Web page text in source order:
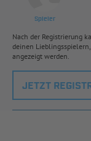
Spieler
Nach der Registrierung
deinen
angezeigt werden.
JETZT